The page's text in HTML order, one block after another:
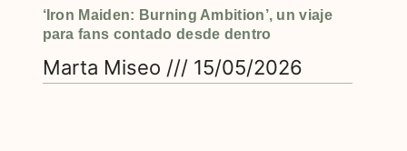
‘Iron Maiden: Burning Ambition’, un viaje
para fans contado desde dentro
Marta Miseo 15/05/2026